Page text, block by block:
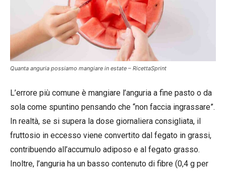
Quanta anguria possiamo mangiare in estate – RicettaSprint
L’errore più comune è mangiare l’anguria a fine pasto o da
sola come spuntino pensando che “non faccia ingrassare”.
In realtà, se si supera la dose giornaliera consigliata, il
fruttosio in eccesso viene convertito dal fegato in grassi,
contribuendo all’accumulo adiposo e al fegato grasso.
Inoltre, l’anguria ha un basso contenuto di fibre (0,4 g per